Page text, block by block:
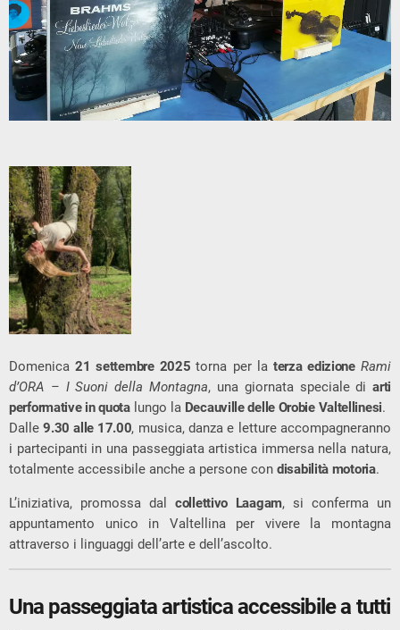
Domenica21 settembre 2025 torna per la terza edizione Rami
d’ORA – I Suoni della Montagna, una giornata speciale diarti
performative in quotalungo la Decauville delle Orobie Valtellinesi.
Dalle9.30 alle 17.00, musica, danza e letture accompagneranno
i partecipanti in una passeggiata artistica immersa nella natura,
totalmente accessibile anche a persone con disabilità motoria.
L’iniziativa, promossa dalcollettivo Laagam, si conferma un
appuntamento unico in Valtellina per vivere la montagna
attraverso i linguaggi dell’arte e dell’ascolto.
Una passeggiata artistica accessibile a tutti